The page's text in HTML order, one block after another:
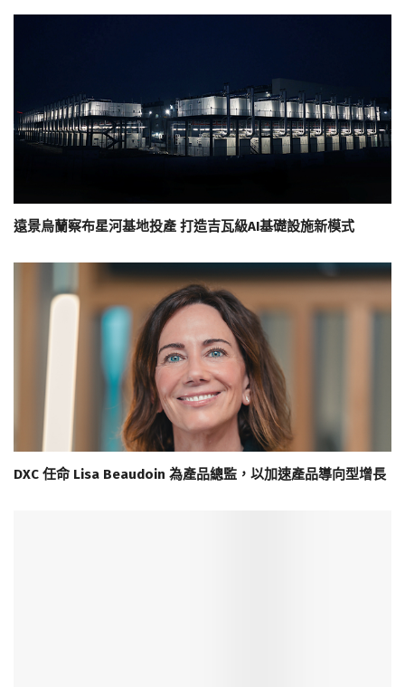
遠景烏蘭察布星河基地投產 打造吉瓦級AI基礎設施新模式
DXC 任命 Lisa Beaudoin 為產品總監，以加速產品導向型增長